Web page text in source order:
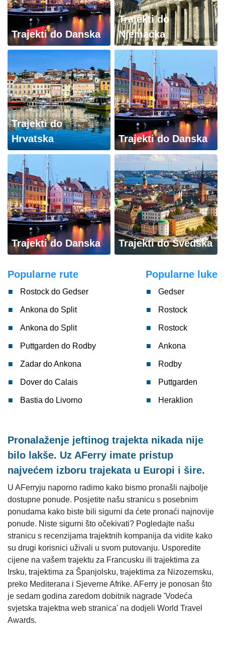
Trajekti do Danska
Trajekti do
Njemačka
Trajekti do
Hrvatska
Trajekti do Danska
Trajekti do Danska Trajekti do Švedska
Popularne rute
Rostock do Gedser
Ankona do Split
Ankona do Split
Puttgarden do Rodby
Zadar do Ankona
Dover do Calais
Bastia do Livorno
Popularne luke
Gedser
Rostock
Rostock
Ankona
Rodby
Puttgarden
Heraklion
Pronalaženje jeftinog trajekta nikada nije
bilo lakše. Uz AFerry imate pristup
najvećem izboru trajekata u Europi i šire.
U AFerryju naporno radimo kako bismo pronašli najbolje
dostupne ponude. Posjetite našu stranicu s posebnim
ponudama kako biste bili sigurni da ćete pronaći najnovije
ponude. Niste sigurni što očekivati? Pogledajte našu
stranicu s recenzijama trajektnih kompanija da vidite kako
su drugi korisnici uživali u svom putovanju. Usporedite
cijene na vašem trajektu za Francusku ili trajektima za
Irsku, trajektima za Španjolsku, trajektima za Nizozemsku,
preko Mediterana i Sjeverne Afrike. AFerry je ponosan što
je sedam godina zaredom dobitnik nagrade 'Vodeća
svjetska trajektna web stranica' na dodjeli World Travel
Awards.